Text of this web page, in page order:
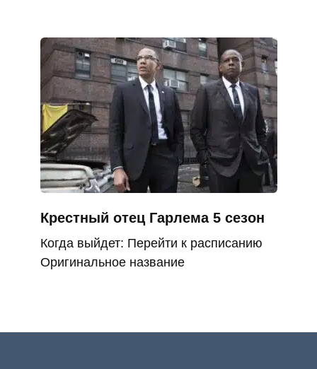
Крестный отец Гарлема 5 сезон
Когда выйдет: Перейти к расписанию
Оригинальное название